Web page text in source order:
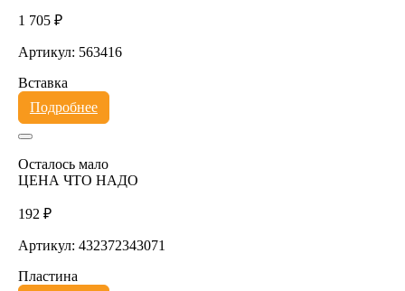
1 705 ₽
Артикул: 563416
Вставка
Подробнее
Осталось мало
ЦЕНА ЧТО НАДО
192 ₽
Артикул: 432372343071
Пластина